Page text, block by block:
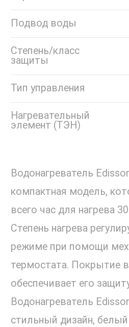
Подвод воды
Степень/класс
защиты
Тип управления
Нагревательный
элемент (ТЭН)
Водонагреватель
компактная модель,
всего час для нагрева
Степень нагрева
режиме при помощи
термостата. Покрытие
обеспечивает его
Водонагреватель
стильный дизайн, белый